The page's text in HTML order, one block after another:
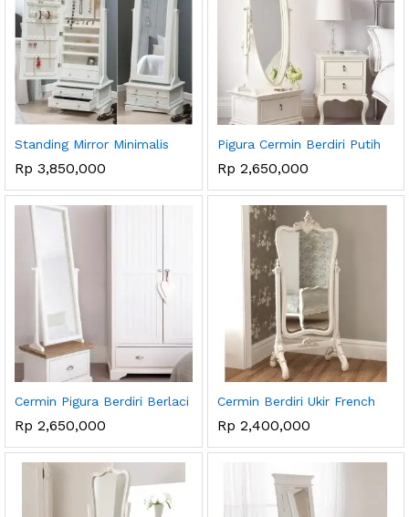
Standing Mirror Minimalis
Rp 3,850,000
Pigura Cermin Berdiri Putih
Rp 2,650,000
Cermin Pigura Berdiri Berlaci
Rp 2,650,000
Cermin Berdiri Ukir French
Rp 2,400,000